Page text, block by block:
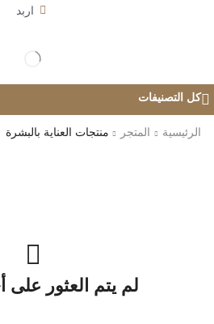
اربد
كل التصنيفات
الرئيسية المتجر منتجات العناية بالبشرة
لم يتم العثور